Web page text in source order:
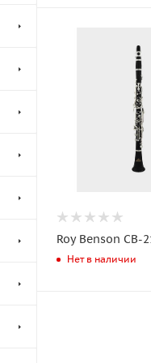
Roy Benson CB-
Нет в наличии